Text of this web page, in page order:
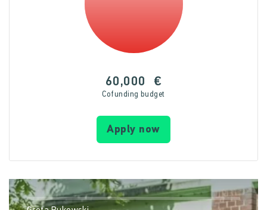
60,000 €
Cofunding budget
Apply now